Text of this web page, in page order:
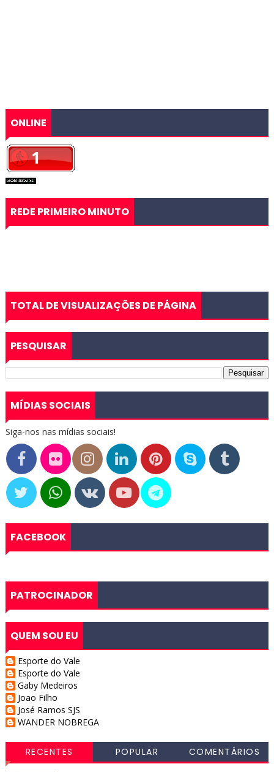
ONLINE
REDE PRIMEIRO MINUTO
TOTAL DE VISUALIZAÇÕES DE PÁGINA
PESQUISAR
MÍDIAS SOCIAIS
Siga-nos nas mídias sociais!
FACEBOOK
PATROCINADOR
QUEM SOU EU
Esporte do Vale
Esporte do Vale
Gaby Medeiros
Joao Filho
José Ramos SJS
WANDER NOBREGA
RECENTES POPULAR COMENTÁRIOS